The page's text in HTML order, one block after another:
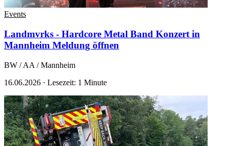
Events
Landmvrks - Hardcore Metal Band Konzert in
Mannheim Meldung öffnen
BW / AA / Mannheim
16.06.2026 · Lesezeit: 1 Minute